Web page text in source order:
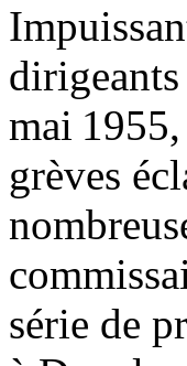
mai
grèves
série de